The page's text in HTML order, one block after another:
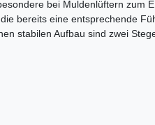
bei Muldenlüftern zum
bereits eine entsprechende
stabilen Aufbau sind zwei